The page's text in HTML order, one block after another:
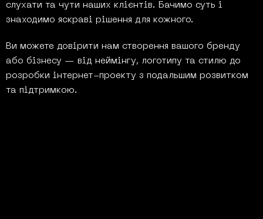
слухати та чути наших клієнтів. Бачимо суть і
знаходимо яскраві рішення для кожного.
Ви можете довірити нам створення вашого бренду
або бізнесу — від неймінгу, логотипу та стилю до
розробки інтернет-проекту з подальшим розвитком
та підтримкою.